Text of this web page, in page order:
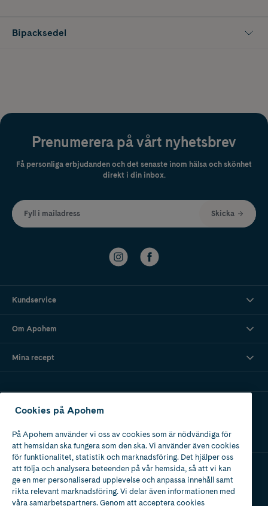
Bipacksedel
Prenumerera på vårt nyhetsbrev
Få personliga erbjudanden och det senaste inom hälsa och skönhet
direkt i din inbox.
Fyll i mailadress Skicka
Kundservice
Om Apohem
Mina recept
Ladda ner vår app
Apotek med tillstånd
av Läkemedelsverket
Cookies på Apohem
På Apohem använder vi oss av cookies som är nödvändiga för
att hemsidan ska fungera som den ska. Vi använder även cookies
för funktionalitet, statistik och marknadsföring. Det hjälper oss
att följa och analysera beteenden på vår hemsida, så att vi kan
ge en mer personaliserad upplevelse och anpassa innehåll samt
rikta relevant marknadsföring. Vi delar även informationen med
våra samarbetspartners. Genom att acceptera cookies